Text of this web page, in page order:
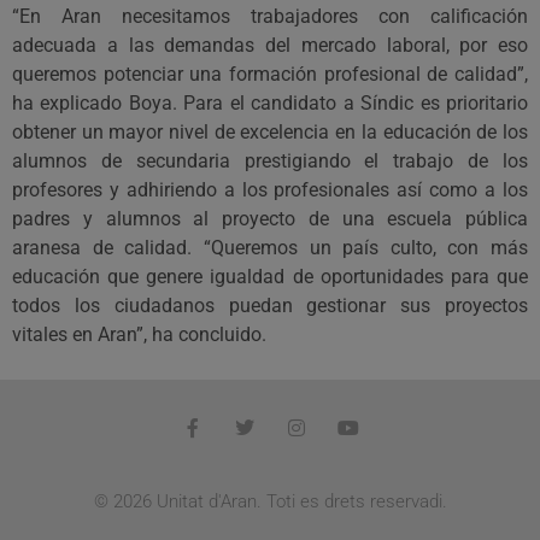
“En Aran necesitamos trabajadores con calificación
adecuada a las demandas del mercado laboral, por eso
queremos potenciar una formación profesional de calidad”,
ha explicado Boya. Para el candidato a Síndic es prioritario
obtener un mayor nivel de excelencia en la educación de los
alumnos de secundaria prestigiando el trabajo de los
profesores y adhiriendo a los profesionales así como a los
padres y alumnos al proyecto de una escuela pública
aranesa de calidad. “Queremos un país culto, con más
educación que genere igualdad de oportunidades para que
todos los ciudadanos puedan gestionar sus proyectos
vitales en Aran”, ha concluido.
© 2026 Unitat d'Aran. Toti es drets reservadi.